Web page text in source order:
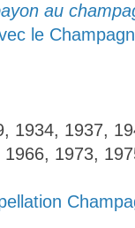
au
le
1934, 1937,
1973,